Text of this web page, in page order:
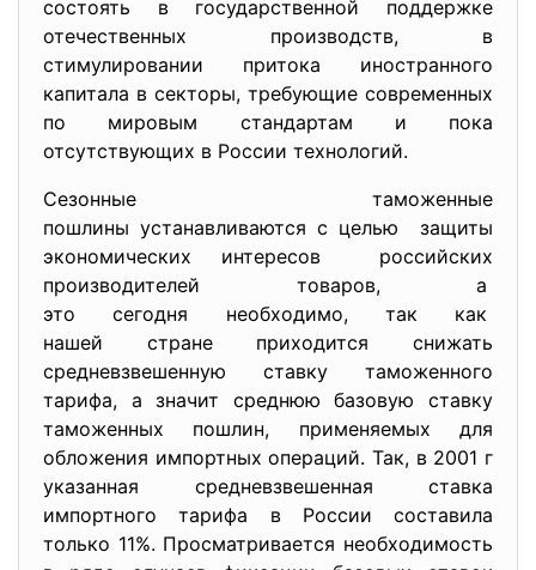
состоять в государственной поддержке
отечественных производств, в
стимулировании притока иностранного
капитала в секторы, требующие современных
по мировым стандартам и пока
отсутствующих в России технологий.
Сезонные таможенные
пошлины устанавливаются с целью защиты
экономических интересов российских
производителей товаров, а
это сегодня необходимо, так как
нашей стране приходится снижать
средневзвешенную ставку таможенного
тарифа, а значит среднюю базовую ставку
таможенных пошлин, применяемых для
обложения импортных операций. Так, в 2001 г
указанная средневзвешенная ставка
импортного тарифа в России составила
только 11%. Просматривается необходимость